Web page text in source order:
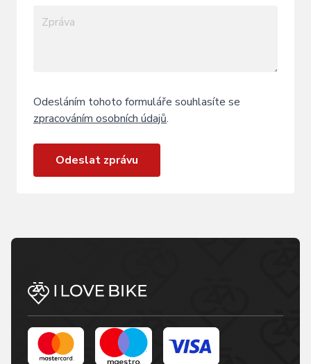
Odesláním tohoto formuláře souhlasíte se
zpracováním osobních údajů.
Odeslat zprávu